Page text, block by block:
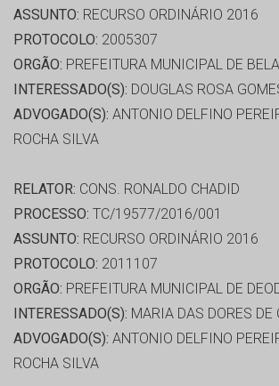
ASSUNTO: RECURSO ORDINÁRIO 2016
PROTOCOLO: 2005307
ORGÃO: PREFEITURA MUNICIPAL DE
INTERESSADO(S): DOUGLAS ROSA
ADVOGADO(S): ANTONIO DELFINO
ROCHA SILVA
RELATOR: CONS. RONALDO CHADID
PROCESSO: TC/19577/2016/001
ASSUNTO: RECURSO ORDINÁRIO 2016
PROTOCOLO: 2011107
ORGÃO: PREFEITURA MUNICIPAL DE
INTERESSADO(S): MARIA DAS DORES
ADVOGADO(S): ANTONIO DELFINO
ROCHA SILVA